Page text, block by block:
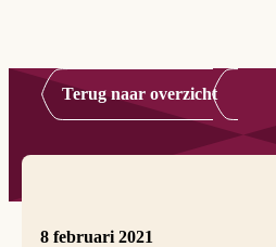
Terug naar overzicht
8 februari 2021